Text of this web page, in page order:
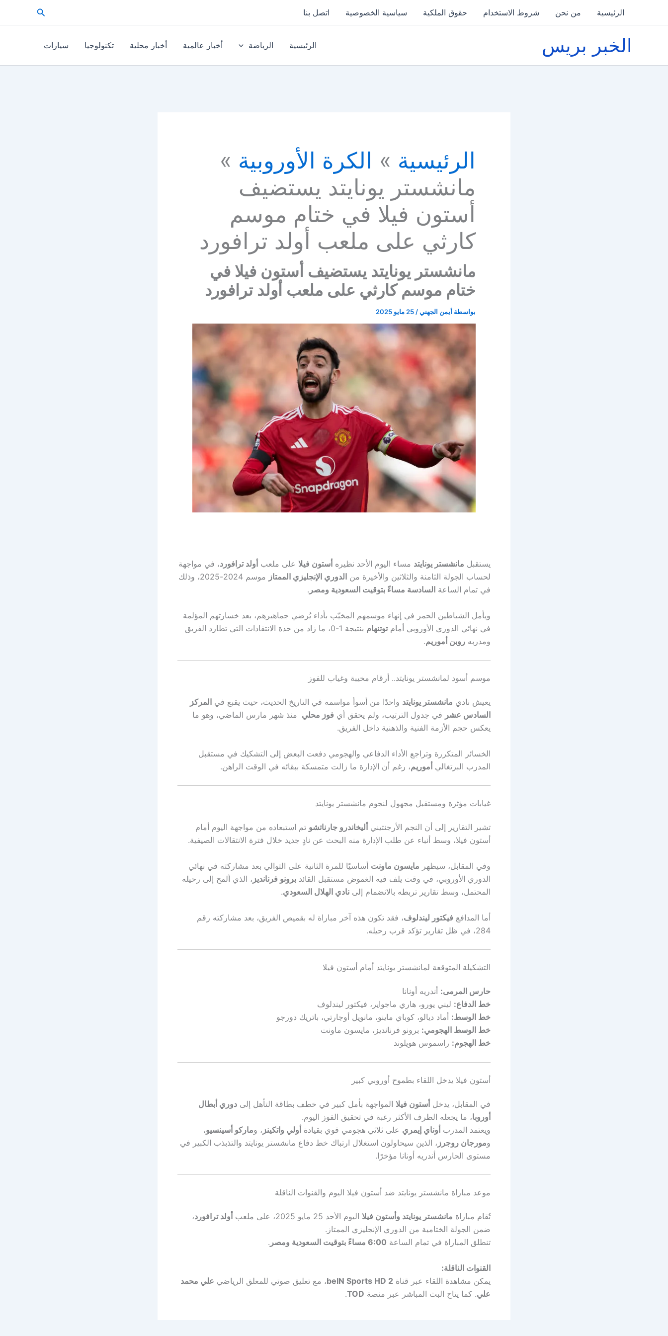
الرئيسية من نحن شروط الاستخدام حقوق الملكية سياسية الخصوصية اتصل بنا البحث
الخبر بريس الرئيسية الرياضة أخبار عالمية أخبار محلية تكنولوجيا سيارات
الرئيسية
الكرة الأوروبية
مانشستر يونايتد يستضيف
أستون فيلا في ختام موسم
كارثي على ملعب أولد ترافورد
مانشستر يونايتد يستضيف أستون فيلا في
ختام موسم كارثي على ملعب أولد ترافورد
بواسطة أيمن الجهني/ 25 مايو 2025
يستقبل مانشستر يونايتد مساء اليوم الأحد نظيره أستون فيلا على ملعب أولد ترافورد، في مواجهة
لحساب الجولة الثامنة والثلاثين والأخيرة من الدوري الإنجليزي الممتاز
موسم 2024-2025، وذلك
في تمام الساعة السادسة مساءً بتوقيت السعودية ومصر .
ويأمل الشياطين الحمر في إنهاء موسمهم المخيّب بأداء يُرضي جماهيرهم، بعد خسارتهم المؤلمة
في نهائي الدوري الأوروبي أمامتوتنهام
بنتيجة 1-0، ما زاد من حدة الانتقادات التي تطارد الفريق
ومدربه روبن أموريم.
موسم أسود لمانشستر يونايتد.. أرقام مخيبة وغياب للفوز
يعيش نادي مانشستر يونايتد واحدًا من أسوأ مواسمه في التاريخ الحديث، حيث يقبع في المركز
السادس عشر في جدول الترتيب، ولم يحقق أي فوز محلي منذ شهر مارس الماضي، وهو ما
يعكس حجم الأزمة الفنية والذهنية داخل الفريق.
الخسائر المتكررة وتراجع الأداء الدفاعي والهجومي دفعت البعض إلى التشكيك في مستقبل
المدرب البرتغالي أموريم، رغم أن الإدارة ما زالت متمسكة ببقائه في الوقت الراهن.
غيابات مؤثرة ومستقبل مجهول لنجوم مانشستر يونايتد
تشير التقارير إلى أن النجم الأرجنتيني أليخاندرو جارناتشو تم استبعاده من مواجهة اليوم أمام
أستون فيلا، وسط أنباء عن طلب الإدارة منه البحث عن نادٍ جديد خلال فترة الانتقالات الصيفية.
وفي المقابل، سيظهر مايسون ماونت أساسيًا للمرة الثانية على التوالي بعد مشاركته في نهائي
الدوري الأوروبي، في وقت يلف فيه الغموض مستقبل القائد برونو فرنانديز ، الذي ألمح إلى رحيله
المحتمل، وسط تقارير تربطه بالانضمام إلى نادي الهلال السعودي.
أما المدافع فيكتور ليندلوف، فقد تكون هذه آخر مباراة له بقميص الفريق، بعد مشاركته رقم
284، في ظل تقارير تؤكد قرب رحيله.
التشكيلة المتوقعة لمانشستر يونايتد أمام أستون فيلا
حارس المرمى: أندريه أونانا
خط الدفاع: ليني يورو، هاري ماجواير، فيكتور ليندلوف
خط الوسط: أماد ديالو، كوباي ماينو، مانويل أوجارتي، باتريك دورجو
خط الوسط الهجومي: برونو فرنانديز، مايسون ماونت
خط الهجوم: راسموس هويلوند
أستون فيلا يدخل اللقاء بطموح أوروبي كبير
في المقابل، يدخل أستون فيلا المواجهة بأمل كبير في خطف بطاقة التأهل إلى دوري أبطال
أوروبا، ما يجعله الطرف الأكثر رغبة في تحقيق الفوز اليوم.
ويعتمد المدرب أوناي إيمري على ثلاثي هجومي قوي بقيادة أولي واتكينز ، وماركو أسينسيو،
ومورجان روجرز ، الذين سيحاولون استغلال ارتباك خط دفاع مانشستر يونايتد والتذبذب الكبير في
مستوى الحارس أندريه أونانا مؤخرًا.
موعد مباراة مانشستر يونايتد ضد أستون فيلا اليوم والقنوات الناقلة
تُقام مباراة مانشستر يونايتد وأستون فيلا اليوم الأحد 25 مايو 2025، على ملعب أولد ترافورد،
ضمن الجولة الختامية من الدوري الإنجليزي الممتاز.
تنطلق المباراة في تمام الساعة 6:00 مساءً بتوقيت السعودية ومصر .
القنوات الناقلة:
يمكن مشاهدة اللقاء عبر قناة beIN Sports HD 2، مع تعليق صوتي للمعلق الرياضي علي محمد
علي. كما يتاح البث المباشر عبر منصة TOD
.